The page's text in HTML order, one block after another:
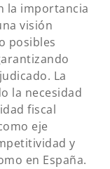
la importancia
visión
posibles
La
la necesidad
fiscal
eje
y
en España.